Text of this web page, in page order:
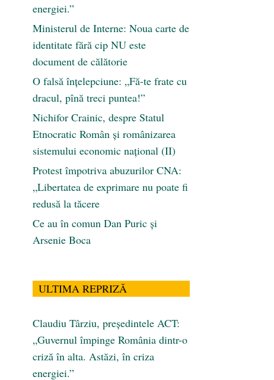
energiei.”
Ministerul de Interne: Noua carte de
identitate fără cip NU este
document de călătorie
O falsă înțelepciune: „Fă-te frate cu
dracul, pînă treci puntea!”
Nichifor Crainic, despre Statul
Etnocratic Român şi românizarea
sistemului economic naţional (II)
Protest împotriva abuzurilor CNA:
„Libertatea de exprimare nu poate fi
redusă la tăcere
Ce au în comun Dan Puric şi
Arsenie Boca
ULTIMA REPRIZĂ
Claudiu Târziu, președintele ACT:
„Guvernul împinge România dintr-o
criză în alta. Astăzi, în criza
energiei.”